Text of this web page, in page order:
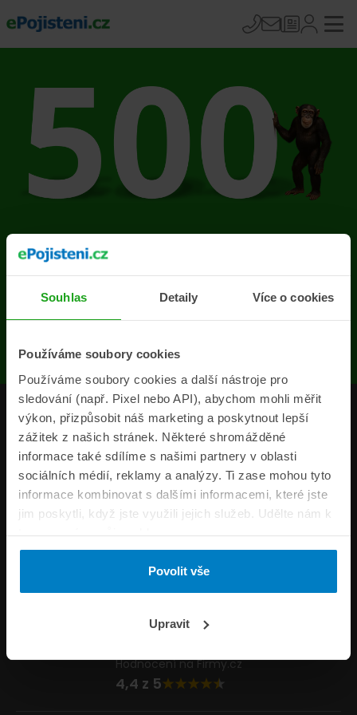
Souhlas Detaily Více o cookies
Používáme soubory cookies
Používáme soubory cookies a další nástroje pro
sledování (např. Pixel nebo API), abychom mohli měřit
výkon, přizpůsobit náš marketing a poskytnout lepší
zážitek z našich stránek. Některé shromážděné
informace také sdílíme s našimi partnery v oblasti
sociálních médií, reklamy a analýzy. Ti zase mohou tyto
informace kombinovat s dalšími informacemi, které jste
jim poskytli, když jste využili jejich služeb. Udělte nám k
tomu prosím svůj souhlas.
Povolit vše
Upravit
Na stránce se vyskytla
chyba
Produkty
Pojišťovny
Informace
ePojisteni.cz
Formuláře
Napište nám
Hodnocení na Firmy.cz
4,4 z 5